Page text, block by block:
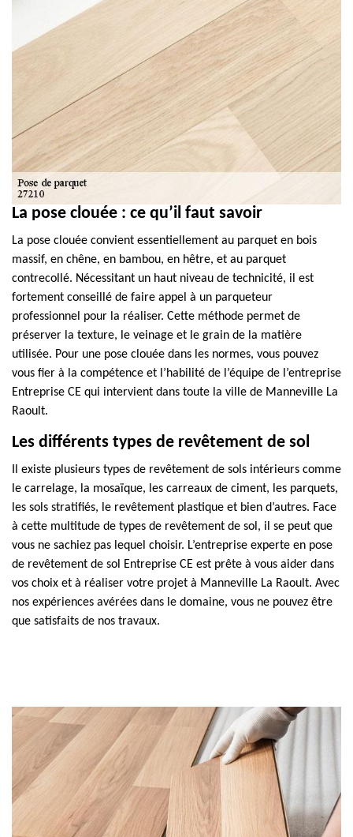
La pose clouée : ce qu’il faut savoir
La pose clouée convient essentiellement au parquet en bois
massif, en chêne, en bambou, en hêtre, et au parquet
contrecollé. Nécessitant un haut niveau de technicité, il est
fortement conseillé de faire appel à un parqueteur
professionnel pour la réaliser. Cette méthode permet de
préserver la texture, le veinage et le grain de la matière
utilisée. Pour une pose clouée dans les normes, vous pouvez
vous fier à la compétence et l’habilité de l’équipe de l’entreprise
Entreprise CE qui intervient dans toute la ville de Manneville La
Raoult.
Les différents types de revêtement de sol
Il existe plusieurs types de revêtement de sols intérieurs comme
le carrelage, la mosaïque, les carreaux de ciment, les parquets,
les sols stratifiés, le revêtement plastique et bien d’autres. Face
à cette multitude de types de revêtement de sol, il se peut que
vous ne sachiez pas lequel choisir. L’entreprise experte en pose
de revêtement de sol Entreprise CE est prête à vous aider dans
vos choix et à réaliser votre projet à Manneville La Raoult. Avec
nos expériences avérées dans le domaine, vous ne pouvez être
que satisfaits de nos travaux.